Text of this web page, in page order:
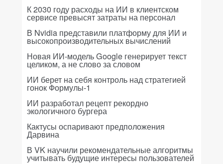
К 2030 году расходы на ИИ в клиентском
сервисе превысят затраты на персонал
В Nvidia представили платформу для ИИ и
высокопроизводительных вычислений
Новая ИИ-модель Google генерирует текст
целиком, а не слово за словом
ИИ берет на себя контроль над стратегией
гонок Формулы-1
ИИ разработал рецепт рекордно
экологичного бургера
Кактусы оспаривают предположения
Дарвина
В VK научили рекомендательные алгоритмы
учитывать будущие интересы пользователей